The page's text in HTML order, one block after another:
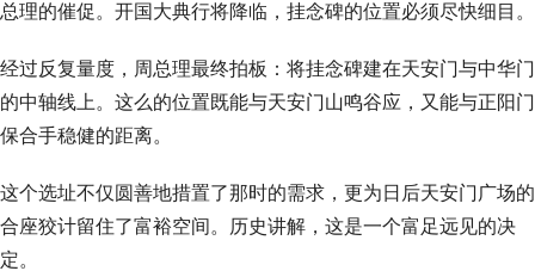
总理的催促。开国大典行将降临，挂念碑的位置必须尽快细目。
经过反复量度，周总理最终拍板：将挂念碑建在天安门与中华门
的中轴线上。这么的位置既能与天安门山鸣谷应，又能与正阳门
保合手稳健的距离。
这个选址不仅圆善地措置了那时的需求，更为日后天安门广场的
合座狡计留住了富裕空间。历史讲解，这是一个富足远见的决
定。